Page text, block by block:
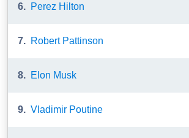
6. Perez Hilton
7. Robert Pattinson
8. Elon Musk
9. Vladimir Poutine